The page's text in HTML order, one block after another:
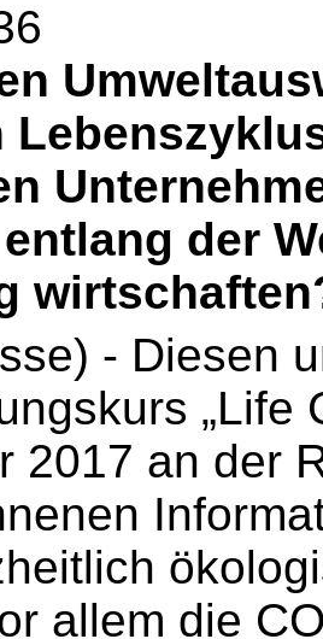
der
- Diesen
„Life
2017 an der
allem die